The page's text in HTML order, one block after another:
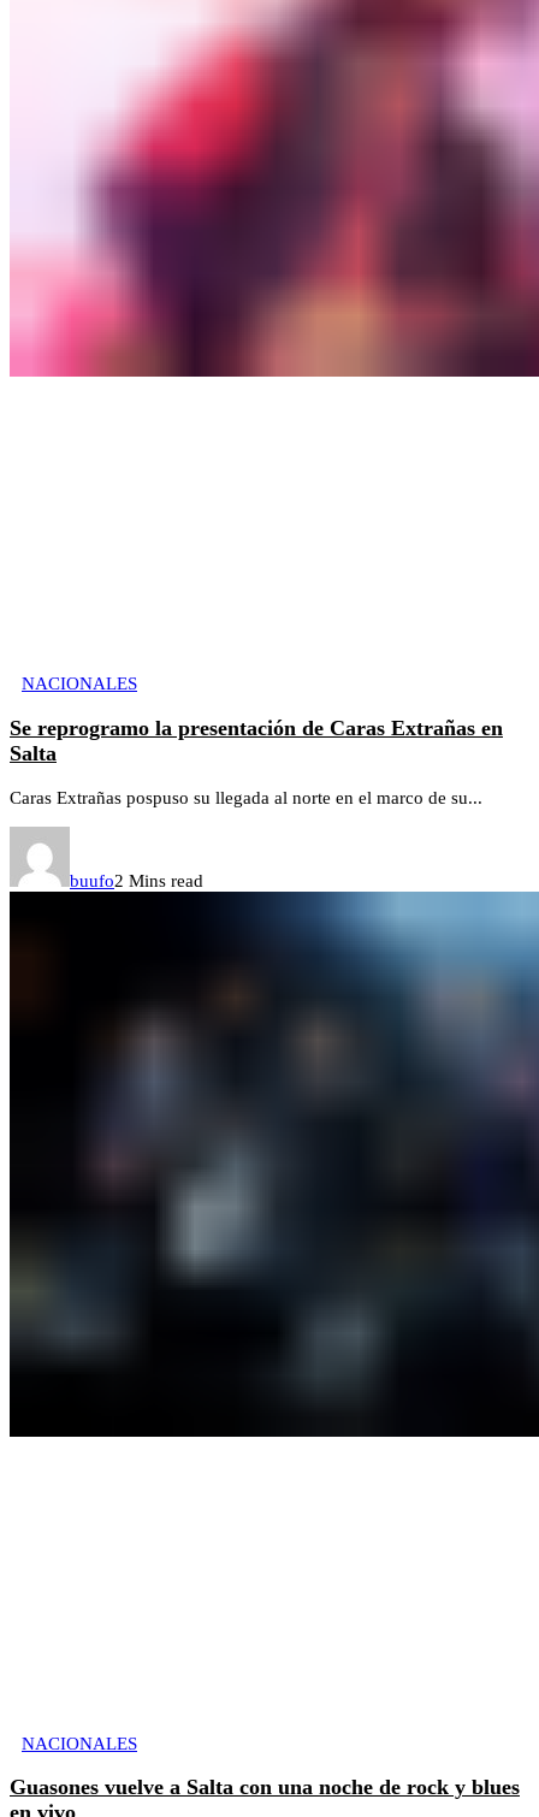
NACIONALES
Se reprogramo la presentación de Caras Extrañas en
Salta
Caras Extrañas pospuso su llegada al norte en el marco de su...
buufo2 Mins read
NACIONALES
Guasones vuelve a Salta con una noche de rock y blues